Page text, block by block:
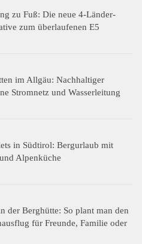
zu Fuß: Die neue 4-Länder-
zum überlaufenen E5
im Allgäu: Nachhaltiger
Stromnetz und Wasserleitung
in Südtirol: Bergurlaub mit
Alpenküche
der Berghütte: So plant man den
für Freunde, Familie oder